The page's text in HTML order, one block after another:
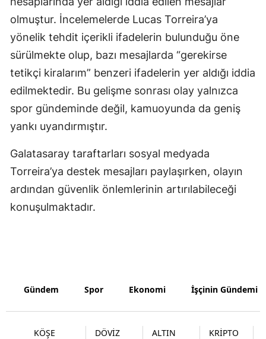
olmuştur. İncelemelerde Lucas Torreira’ya
yönelik tehdit içerikli ifadelerin bulunduğu öne
sürülmekte olup, bazı mesajlarda “gerekirse
tetikçi kiralarım” benzeri ifadelerin yer aldığı iddia
edilmektedir. Bu gelişme sonrası olay yalnızca
spor gündeminde değil, kamuoyunda da geniş
yankı uyandırmıştır.
Galatasaray taraftarları sosyal medyada
Torreira’ya destek mesajları paylaşırken, olayın
ardından güvenlik önlemlerinin artırılabileceği
konuşulmaktadır.
Gündem Spor Ekonomi İşçinin Gündemi
KÖŞE
DÖVİZ
ALTIN
KRİPTO